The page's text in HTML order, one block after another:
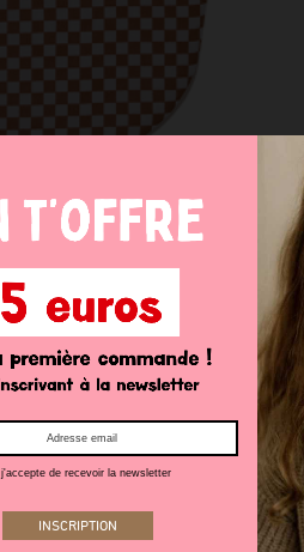
j'accepte de recevoir la newsletter